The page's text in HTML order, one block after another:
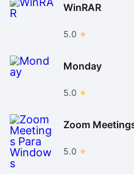
WinRAR
5.0
Monday
5.0
Zoom
5.0